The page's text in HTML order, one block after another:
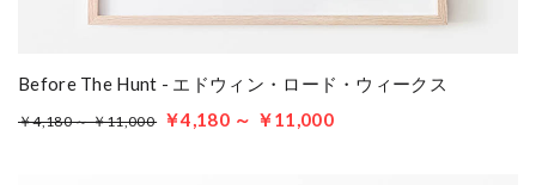
Before The Hunt - エドウィン・ロード・ウィークス
￥4,180 ～ ￥11,000 ￥4,180 ～ ￥11,000